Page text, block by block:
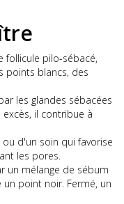
follicule pilo-sébacé,
points blancs, des
les glandes sébacées
il contribue à
d'un soin qui favorise
les pores.
un mélange de sébum
point noir. Fermé, un